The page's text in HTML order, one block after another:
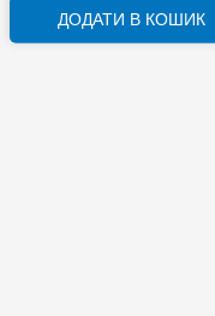
ДОДАТИ В КОШИК